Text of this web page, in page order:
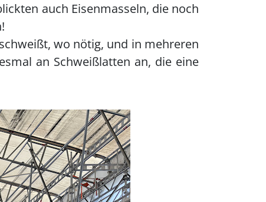
auch Eisenmasseln, die noch
wo nötig, und in mehreren
an Schweißlatten an, die eine